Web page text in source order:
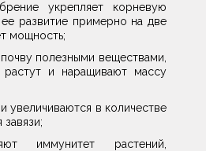
укрепляет корневую
развитие примерно на две
мощность;
полезными веществами,
растут и наращивают массу
увеличиваются в количестве
иммунитет растений,